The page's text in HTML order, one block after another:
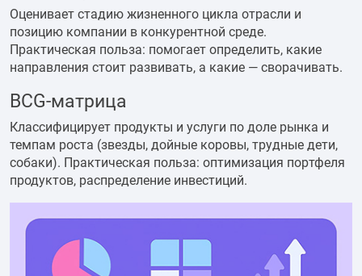
Оценивает стадию жизненного цикла отрасли и
позицию компании в конкурентной среде.
Практическая польза: помогает определить, какие
направления стоит развивать, а какие — сворачивать.
BCG-матрица
Классифицирует продукты и услуги по доле рынка и
темпам роста (звезды, дойные коровы, трудные дети,
собаки). Практическая польза: оптимизация портфеля
продуктов, распределение инвестиций.